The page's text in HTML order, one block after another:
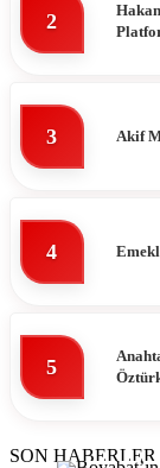
2
3 Akif
4
5
SON HABERLER